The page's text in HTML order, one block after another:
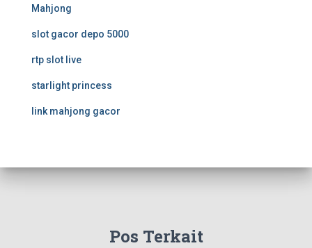
Mahjong
slot gacor depo 5000
rtp slot live
starlight princess
link mahjong gacor
Pos Terkait